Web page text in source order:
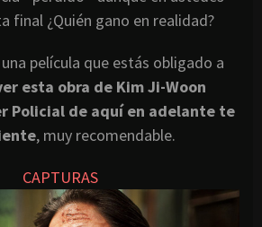
final ¿Quién gano en realidad?
película que estás obligado a
esta obra de Kim Ji-Woon
Policial de aquí en adelante te
, muy recomendable.
CAPTURAS